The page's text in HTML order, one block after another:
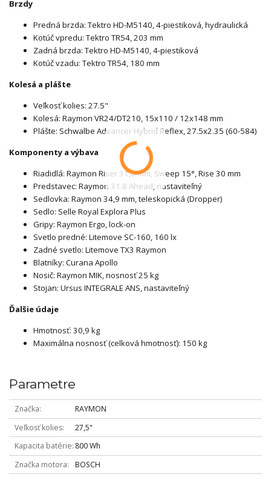
Brzdy
Predná brzda: Tektro HD-M5140, 4-piestiková, hydraulická
Kotúč vpredu: Tektro TR54, 203 mm
Zadná brzda: Tektro HD-M5140, 4-piestiková
Kotúč vzadu: Tektro TR54, 180 mm
Kolesá a plášte
Veľkosť kolies: 27.5"
Kolesá: Raymon VR24/DT210, 15x110 / 12x148 mm
Plášte: Schwalbe Advancer Hybrid Reflex, 27.5x2.35 (60-584)
Komponenty a výbava
Riadidlá: Raymon Riser 31,8 mm, Sweep 15°, Rise 30 mm
Predstavec: Raymon 31.8 Ahead, nastaviteľný
Sedlovka: Raymon 34,9 mm, teleskopická (Dropper)
Sedlo: Selle Royal Explora Plus
Gripy: Raymon Ergo, lock-on
Svetlo predné: Litemove SC-160, 160 lx
Zadné svetlo: Litemove TX3 Raymon
Blatníky: Curana Apollo
Nosič: Raymon MIK, nosnosť 25 kg
Stojan: Ursus INTEGRALE ANS, nastaviteľný
Ďalšie údaje
Hmotnosť: 30,9 kg
Maximálna nosnosť (celková hmotnosť): 150 kg
Parametre
Značka
RAYMON
Veľkosť kolies
27,5"
Kapacita batérie 800 Wh
Značka motora
BOSCH